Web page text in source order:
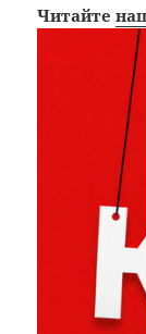
Читайте